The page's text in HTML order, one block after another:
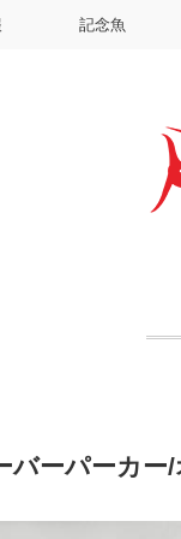
記念魚
バーパーカー